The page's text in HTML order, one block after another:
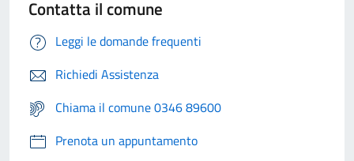
Contatta il comune
Leggi le domande frequenti
Richiedi Assistenza
Chiama il comune 0346 89600
Prenota un appuntamento